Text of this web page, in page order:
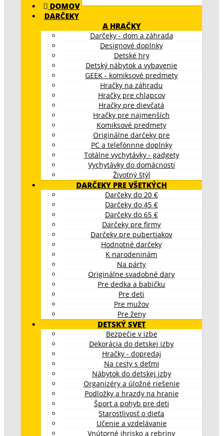
DOMOV
DARČEKY
A HRAČKY
Darčeky - dom a záhrada
Designové doplnky
Detské hry
Detský nábytok a vybavenie
GEEK - komiksové predmety
Hračky na záhradu
Hračky pre chlapcov
Hračky pre dievčatá
Hračky pre najmenších
Komiksové predmety
Originálne darčeky pre
PC a telefónnne doplnky
Totálne vychytávky - gadgety
Vychytávky do domácnosti
Životný štýl
DARČEKY PRE VŠETKÝCH
Darčeky do 20 €
Darčeky do 45 €
Darčeky do 65 €
Darčeky pre firmy
Darčeky pre pubertiakov
Hodnotné darčeky
K narodeninám
Na párty
Originálne svadobné dary
Pre dedka a babičku
Pre deti
Pre mužov
Pre ženy
DETSKÝ SVET
Bezpečie v izbe
Dekorácia do detskej izby
Hračky - dopredaj
Na cesty s deťmi
Nábytok do detskej izby
Organizéry a úložné riešenie
Podložky a hrazdy na hranie
Šport a pohyb pre deti
Starostlivosť o dieťa
Učenie a vzdelávanie
Vnútorné ihrisko a rebriny